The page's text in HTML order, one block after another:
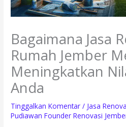
Bagaimana Jasa
Rumah Jember
Meningkatkan
Anda
Tinggalkan Komentar / Jasa
Pudiawan Founder Renovasi